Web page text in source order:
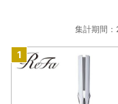
集計期間